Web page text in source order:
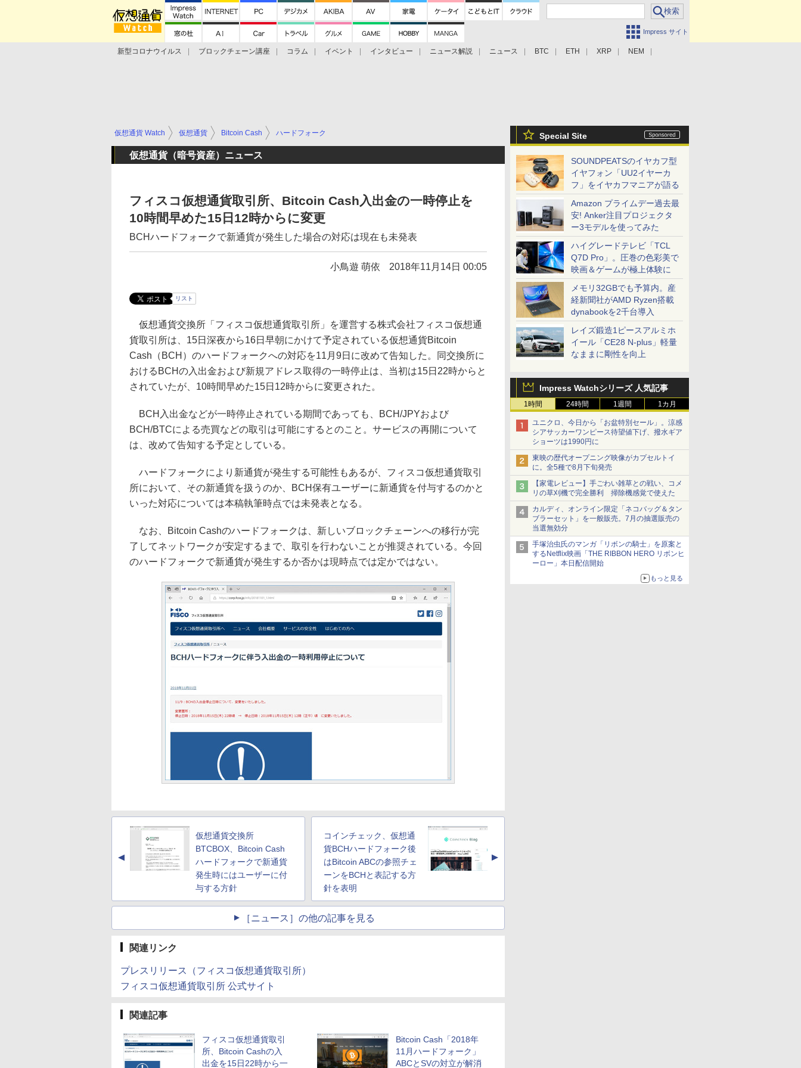
Impress サイト
新型コロナウイルス ブロックチェーン講座 コラム イベント インタビュー ニュース解説 ニュース BTC ETH XRP
NEM
Special Site
SOUNDPEATSのイヤカフ型
イヤフォン「UU2イヤーカ
フ」をイヤカフマニアが語る
Amazon プライムデー過去最
安! Anker注目プロジェクタ
ー3モデルを使ってみた
ハイグレードテレビ「TCL
Q7D Pro」。圧巻の色彩美で
映画＆ゲームが極上体験に
メモリ32GBでも予算内。産
経新聞社がAMD Ryzen搭載
dynabookを2千台導入
レイズ鍛造1ピースアルミホ
イール「CE28 N-plus」軽量
なままに剛性を向上
Impress Watchシリーズ 人気記事
1時間 24時間 1週間 1カ月
ユニクロ、今日から「お盆特別セール」。涼感
シアサッカーワンピース待望値下げ、撥水ギア
ショーツは1990円に
東映の歴代オープニング映像がカプセルトイ
に。全5種で8月下旬発売
【家電レビュー】手ごわい雑草との戦い、コメ
リの草刈機で完全勝利 掃除機感覚で使えた
カルディ、オンライン限定「ネコバッグ＆タン
ブラーセット」を一般販売。7月の抽選販売の
当選無効分
手塚治虫氏のマンガ「リボンの騎士」を原案と
するNetflix映画「THE RIBBON HERO リボンヒ
ーロー」本日配信開始
もっと見る
仮想通貨 Watch 仮想通貨 Bitcoin Cash ハードフォーク
仮想通貨（暗号資産）ニュース
フィスコ仮想通貨取引所、Bitcoin Cash入出金の一時停止を
10時間早めた15日12時からに変更
BCHハードフォークで新通貨が発生した場合の対応は現在も未発表
小鳥遊 萌依 2018年11月14日 00:05
リスト
仮想通貨交換所「フィスコ仮想通貨取引所」を運営する株式会社フィスコ仮想通
貨取引所は、15日深夜から16日早朝にかけて予定されている仮想通貨Bitcoin
Cash（BCH）のハードフォークへの対応を11月9日に改めて告知した。同交換所に
おけるBCHの入出金および新規アドレス取得の一時停止は、当初は15日22時からと
されていたが、10時間早めた15日12時からに変更された。
BCH入出金などが一時停止されている期間であっても、BCH/JPYおよび
BCH/BTCによる売買などの取引は可能にするとのこと。サービスの再開について
は、改めて告知する予定としている。
ハードフォークにより新通貨が発生する可能性もあるが、フィスコ仮想通貨取引
所において、その新通貨を扱うのか、BCH保有ユーザーに新通貨を付与するのかと
いった対応については本稿執筆時点では未発表となる。
なお、Bitcoin Cashのハードフォークは、新しいブロックチェーンへの移行が完
了してネットワークが安定するまで、取引を行わないことが推奨されている。今回
のハードフォークで新通貨が発生するか否かは現時点では定かではない。
▲
仮想通貨交換所
BTCBOX、Bitcoin Cash
ハードフォークで新通貨
発生時にはユーザーに付
与する方針
コインチェック、仮想通
貨BCHハードフォーク後
はBitcoin ABCの参照チェ
ーンをBCHと表記する方
針を表明
▲
［ニュース］の他の記事を見る
関連リンク
プレスリリース（フィスコ仮想通貨取引所）
フィスコ仮想通貨取引所 公式サイト
関連記事
フィスコ仮想通貨取引
所、Bitcoin Cashの入
出金を15日22時から一
Bitcoin Cash「2018年
11月ハードフォーク」
ABCとSVの対立が解消